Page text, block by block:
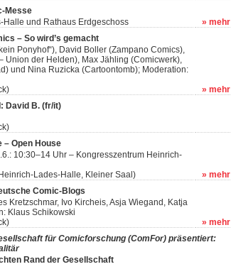
Messe
und Rathaus Erdgeschoss
» mehr
– So wird’s gemacht
Ponyhof“), David Boller (Zampano Comics),
Union der Helden), Max Jähling (Comicwerk),
und Nina Ruzicka (Cartoontomb); Moderation:
» mehr
David B. (fr/it)
– Open House
10:30–14 Uhr – Kongresszentrum Heinrich-
Lades-Halle, Kleiner Saal)
» mehr
Comic-Blogs
Kretzschmar, Ivo Kircheis, Asja Wiegand, Katja
Klaus Schikowski
» mehr
für Comicforschung (ComFor) präsentiert:
Rand der Gesellschaft